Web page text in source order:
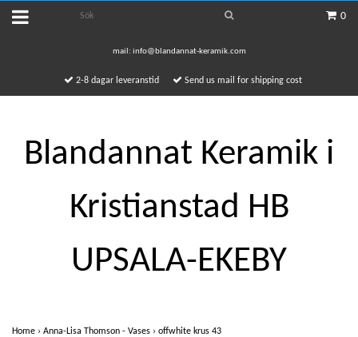
0
mail: info@blandannat-keramik.com
2-8 dagar leveranstid Send us mail for shipping cost
Blandannat Keramik i
Kristianstad HB
UPSALA-EKEBY
Home › Anna-Lisa Thomson - Vases › offwhite krus 43